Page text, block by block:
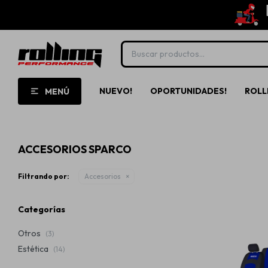
MENÚ NUEVO! OPORTUNIDADES!
ACCESORIOS SPARCO
Filtrando por: Accesorios
Categorías
Otros (3)
Estética (14)